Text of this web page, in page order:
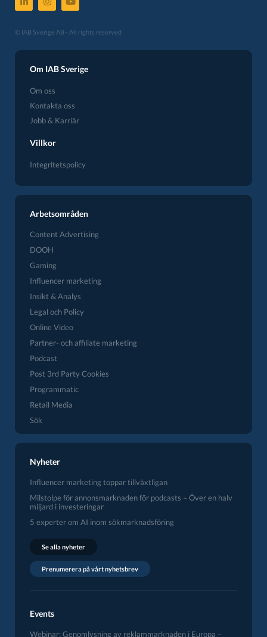
© IAB Sverige AB - All rights reserved
Om IAB Sverige
Om oss
Kontakta oss
Jobb & Karriär
Villkor
Integritetspolicy
Arbetsområden
Content Advertising
DOOH
Gaming
Influencer marketing
Insikt & Analys
Legal och Policy
Online Video
Partner- och affiliate marketing
Podcast
Post 3rd Party Cookies
Programmatic
Retail Media
Sök
Nyheter
Influencer marketing toppar tillväxtligan
Milstolpe för annonsmarknaden för podcasts – Över en halv
miljard i investeringar
5 experter om AI inom sökmarknadsföring
Se alla nyheter
Prenumerera på vårt nyhetsbrev
Events
Webinar: Genomlysning av reklammarknaden i Europa –